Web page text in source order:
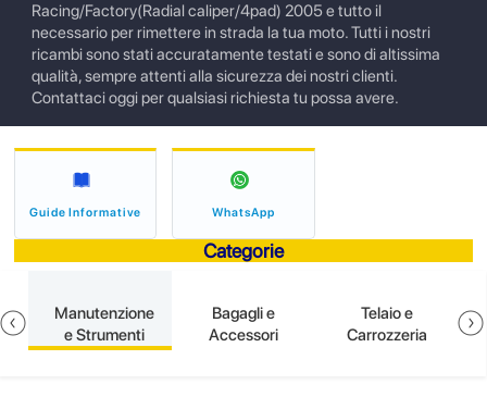
Racing/Factory(Radial caliper/4pad) 2005 e tutto il
necessario per rimettere in strada la tua moto. Tutti i nostri
ricambi sono stati accuratamente testati e sono di altissima
qualità, sempre attenti alla sicurezza dei nostri clienti.
Contattaci oggi per qualsiasi richiesta tu possa avere.
Guide Informative WhatsApp
Categorie
Manutenzione
e Strumenti
Bagagli e
Accessori
Telaio e
Carrozzeria